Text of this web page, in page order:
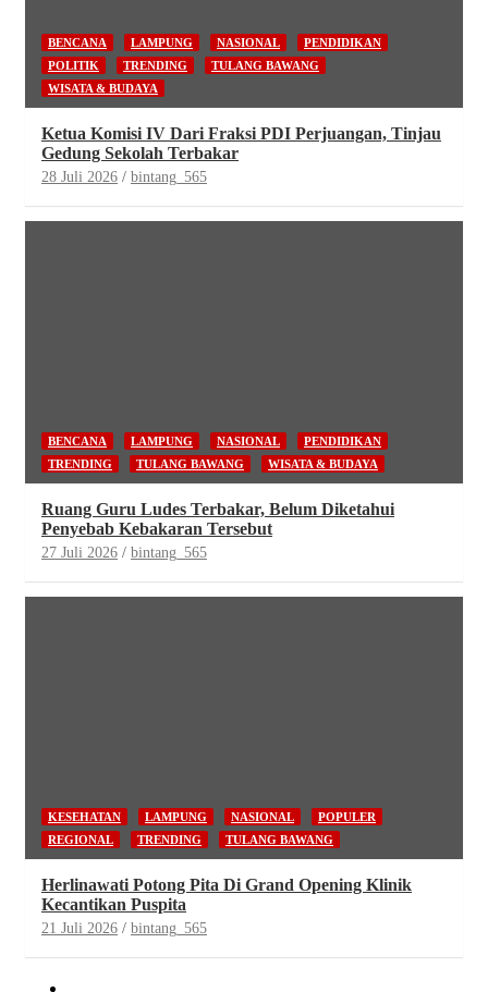
BENCANA LAMPUNG NASIONAL
PENDIDIKAN
POLITIK
TRENDING
TULANG BAWANG
WISATA & BUDAYA
Ketua Komisi IV Dari Fraksi PDI Perjuangan, Tinjau
Gedung Sekolah Terbakar
28 Juli 2026 bintang_565
BENCANA LAMPUNG NASIONAL
PENDIDIKAN
TRENDING
TULANG BAWANG WISATA & BUDAYA
Ruang Guru Ludes Terbakar, Belum Diketahui
Penyebab Kebakaran Tersebut
27 Juli 2026 bintang_565
KESEHATAN LAMPUNG NASIONAL
POPULER
REGIONAL
TRENDING TULANG BAWANG
Herlinawati Potong Pita Di Grand Opening Klinik
Kecantikan Puspita
21 Juli 2026 bintang_565